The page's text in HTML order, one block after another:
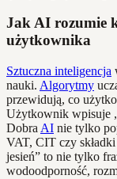
Jak AI rozumie
użytkownika
Sztuczna inteligencja
nauki. Algorytmy
przewidują, co
Użytkownik wpisuje
Dobra AI nie tylko
VAT, CIT czy
jesień” to nie tylko
wodoodporność,